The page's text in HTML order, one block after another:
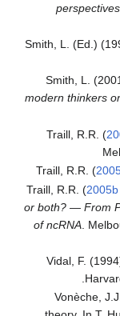
Smith, L. (Ed.)
Smith, L.
modern thinkers
Traill, R.R. (
Traill, R.R. (
Traill, R.R. (2005b
or both? — From
of ncRNA.
Vidal, F.
Vonèche,